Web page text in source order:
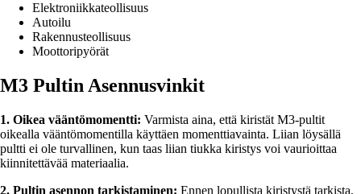
Elektroniikkateollisuus
Autoilu
Rakennusteollisuus
Moottoripyörät
M3 Pultin Asennusvinkit
1. Oikea vääntömomentti: Varmista aina, että kiristät M3-pultit
oikealla vääntömomentilla käyttäen momenttiavainta. Liian löysällä
pultti ei ole turvallinen, kun taas liian tiukka kiristys voi vaurioittaa
kiinnitettävää materiaalia.
2. Pultin asennon tarkistaminen: Ennen lopullista kiristystä tarkista,